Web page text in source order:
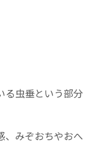
る虫垂という部分
、みぞおちやおへ